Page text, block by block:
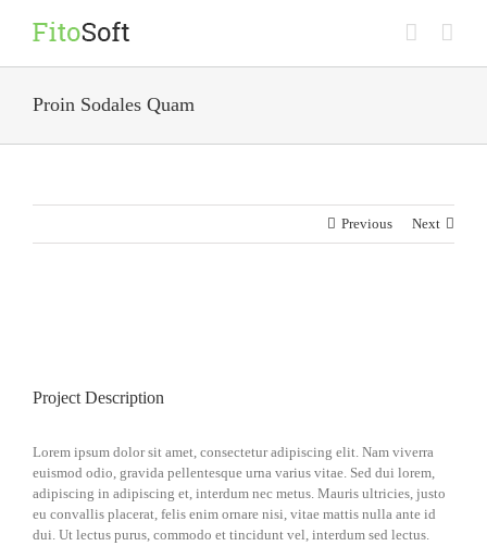
Proin Sodales Quam
Previous Next
Project Description
Lorem ipsum dolor sit amet, consectetur adipiscing elit. Nam viverra
euismod odio, gravida pellentesque urna varius vitae. Sed dui lorem,
adipiscing in adipiscing et, interdum nec metus. Mauris ultricies, justo
eu convallis placerat, felis enim ornare nisi, vitae mattis nulla ante id
dui. Ut lectus purus, commodo et tincidunt vel, interdum sed lectus.